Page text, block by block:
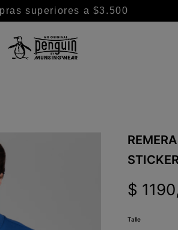
superiores a $3.500
$ 1190,
Talle